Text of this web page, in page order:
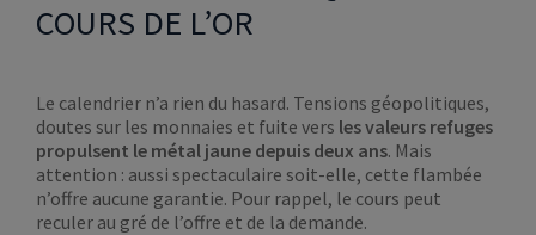
COURS DE L’OR
Le calendrier n’a rien du hasard. Tensions géopolitiques,
doutes sur les monnaies et fuite vers les valeurs refuges
propulsent le métal jaune depuis deux ans. Mais
attention : aussi spectaculaire soit-elle, cette flambée
n’offre aucune garantie. Pour rappel, le cours peut
reculer au gré de l’offre et de la demande.